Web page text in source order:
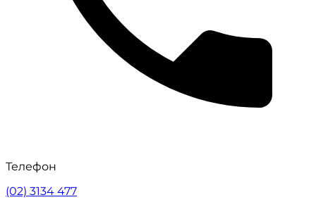
Телефон
(02) 3134 477